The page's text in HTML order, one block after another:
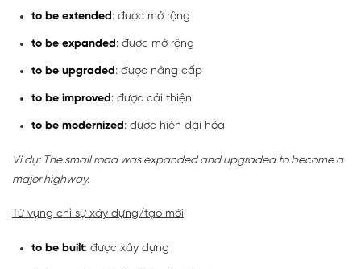
to be extended: được mở rộng
to be expanded: được mở rộng
to be upgraded: được nâng cấp
to be improved: được cải thiện
to be modernized: được hiện đại hóa
Ví dụ: The small road was expanded and upgraded to become a
major highway.
Từ vựng chỉ sự xây dựng/tạo mới
to be built: được xây dựng